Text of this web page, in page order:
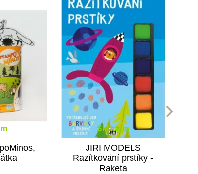
Skladem
JIRI MODELS
Razítkování prstíky -
Raketa